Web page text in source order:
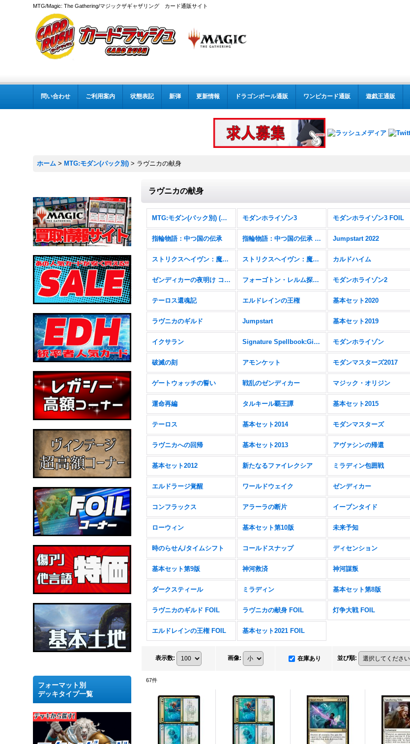
MTG/Magic: The Gathering/マジックザギャザリング カード通販サイト
問い合わせ ご利用案内 状態表記 新弾 更新情報 ドラゴンボール通販 ワンピカード通販 遊戯王通販
ホーム > MTG:モダン(パック別) > ラヴニカの献身
フォーマット別
デッキタイプ一覧
ラヴニカの献身
MTG:モダン(パック別) (全商品) モダンホライゾン3 モダンホライゾン3 FOIL
指輪物語：中つ国の伝承 指輪物語：中つ国の伝承 FOIL Jumpstart 2022
ストリクスヘイヴン：魔法学院 ストリクスヘイヴン：魔法学院 FOIL カルドハイム
ゼンディカーの夜明け コレクターブースター＆FOIL フォーゴトン・レルム探訪 統率者デッキ モダンホライゾン2
テーロス還魂記 エルドレインの王権 基本セット2020
ラヴニカのギルド Jumpstart 基本セット2019
イクサラン Signature Spellbook:Gideon モダンホライゾン
破滅の刻 アモンケット モダンマスターズ2017
ゲートウォッチの誓い 戦乱のゼンディカー マジック・オリジン
運命再編 タルキール覇王譚 基本セット2015
テーロス 基本セット2014 モダンマスターズ
ラヴニカへの回帰 基本セット2013 アヴァシンの帰還
基本セット2012 新たなるファイレクシア ミラディン包囲戦
エルドラージ覚醒 ワールドウェイク ゼンディカー
コンフラックス アラーラの断片 イーブンタイド
ローウィン 基本セット第10版 未来予知
時のらせん/タイムシフト コールドスナップ ディセンション
基本セット第9版 神河救済 神河謀叛
ダークスティール ミラディン 基本セット第8版
ラヴニカのギルド FOIL ラヴニカの献身 FOIL 灯争大戦 FOIL
エルドレインの王権 FOIL 基本セット2021 FOIL
表示数: 画像: 在庫あり 並び順:
67件